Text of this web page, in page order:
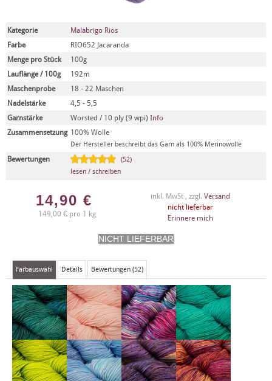
Kategorie
Malabrigo Rios
Farbe
RIO652 Jacaranda
Menge pro Stück
100g
Lauflänge / 100g
192m
Maschenprobe
18 - 22 Maschen
Nadelstärke
4,5 - 5,5
Garnstärke
Worsted / 10 ply (9 wpi) Info
Zusammensetzung 100% Wolle
Der Hersteller beschreibt das Garn als 100% Merinowolle
Bewertungen
(52)
lesen / schreiben
14,90 €
149,00 € pro 1 kg
inkl. MwSt , zzgl. Versand
nicht lieferbar
Erinnere mich
Farbauswahl Details Bewertungen (52)